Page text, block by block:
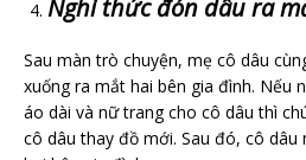
Nghi thức đón dâu ra
Sau màn trò chuyện, mẹ cô dâu
xuống ra mắt hai bên gia đình. Nếu
áo dài và nữ trang cho cô dâu thì
cô dâu thay đồ mới. Sau đó, cô dâu